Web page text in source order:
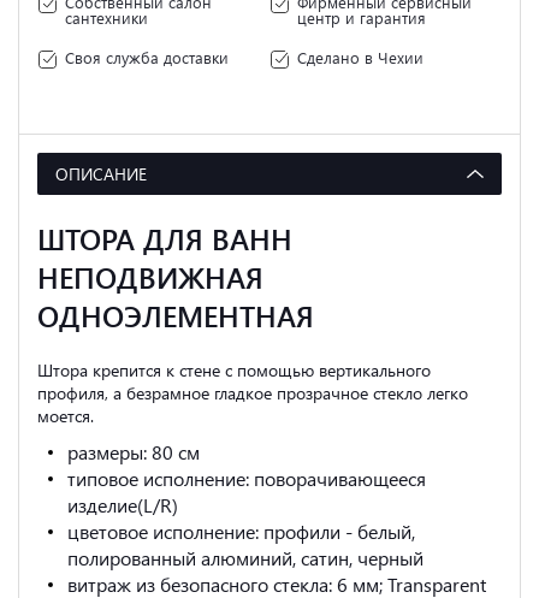
сантехники
центр и гарантия
Своя служба доставки
Сделано в Чехии
ОПИСАНИЕ
ШТОРА ДЛЯ ВАНН
НЕПОДВИЖНАЯ
ОДНОЭЛЕМЕНТНАЯ
Штора крепится к стене с помощью вертикального
профиля, а безрамное гладкое прозрачное стекло легко
моется.
размеры: 80 см
типовое исполнение: поворачивающееся
изделие(L/R)
цветовое исполнение: профили - белый,
полированный алюминий, сатин, черный
витраж из безопасного стекла: 6 мм; Transparent